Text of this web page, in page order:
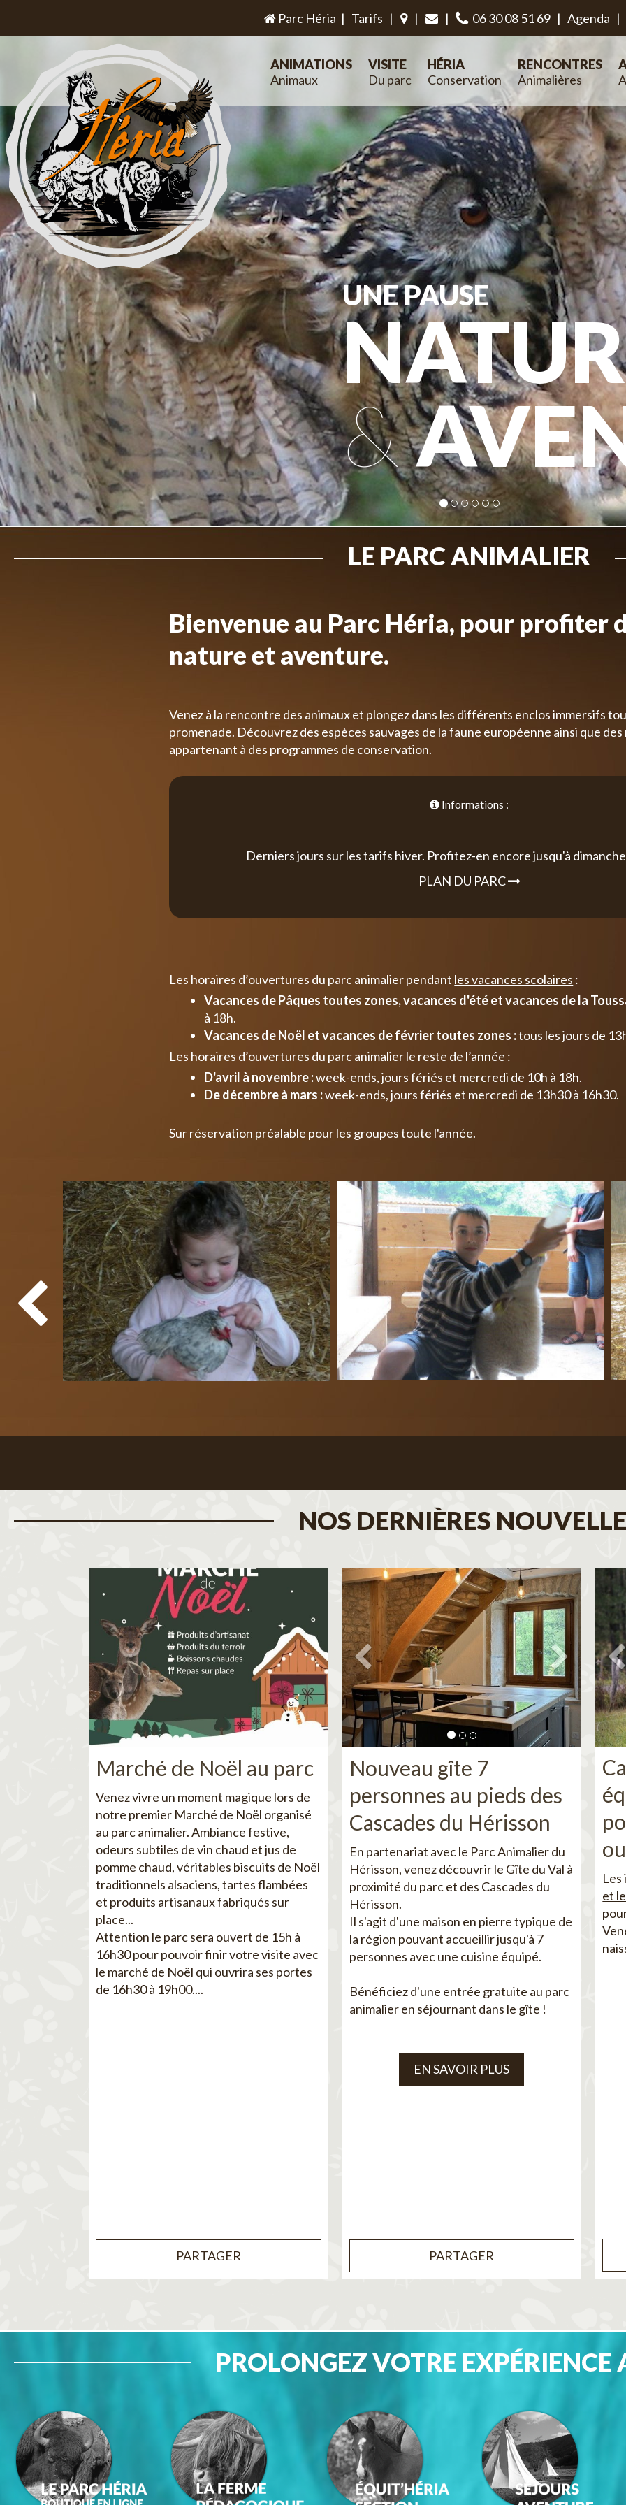
Parc Héria | Tarifs | | | 06 30 08 51 69 | Agenda |
UNE PAUSE
&
ANIMATIONS
Animaux
VISITE
Du parc
HÉRIA
Conservation
RENCONTRES
Animalières
LE PARC ANIMALIER
Bienvenue au Parc Héria, pour profiter
nature et aventure.
Venez à la rencontre des animaux et plongez dans les différents enclos immersifs
promenade. Découvrez des espèces sauvages de la faune européenne ainsi que
appartenant à des programmes de conservation.
Informations :
Derniers jours sur les tarifs hiver. Profitez-en encore jusqu'à
PLAN DU PARC
Les horaires d’ouvertures du parc animalier pendant les vacances scolaires :
Vacances de Pâques toutes zones, vacances d'été et vacances de la
à 18h.
Vacances de Noël et vacances de février toutes zones :tous les jours de
Les horaires d’ouvertures du parc animalierle reste de l’année :
D'avril à novembre :week-ends, jours fériés et mercredi de 10h à 18h.
De décembre à mars :week-ends, jours fériés et mercredi de 13h30 à 16h30.
Sur réservation préalable pour les groupes toute l'année.
NOS DERNIÈRES
Marché de Noël au parc
Venez vivre un moment magique lors de
notre premier Marché de Noël organisé
au parc animalier. Ambiance festive,
odeurs subtiles de vin chaud et jus de
pomme chaud, véritables biscuits de Noël
traditionnels alsaciens, tartes flambées
et produits artisanaux fabriqués sur
place...
Attention le parc sera ouvert de 15h à
16h30 pour pouvoir finir votre visite avec
le marché de Noël qui ouvrira ses portes
de 16h30 à 19h00....
PARTAGER
Nouveau gîte 7
personnes au pieds des
Cascades du Hérisson
En partenariat avec le Parc Animalier du
Hérisson, venez découvrir le Gîte du Val à
proximité du parc et des Cascades du
Hérisson.
Il s'agit d'une maison en pierre typique de
la région pouvant accueillir jusqu'à 7
personnes avec une cuisine équipé.
Bénéficiez d'une entrée gratuite au parc
animalier en séjournant dans le gîte !
EN SAVOIR PLUS
PARTAGER
Les
et
PROLONGEZ VOTRE EXPÉRIENCE